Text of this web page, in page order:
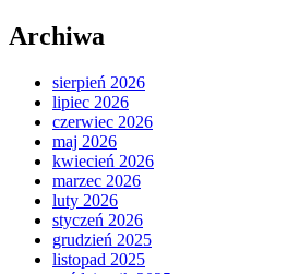
Archiwa
sierpień 2026
lipiec 2026
czerwiec 2026
maj 2026
kwiecień 2026
marzec 2026
luty 2026
styczeń 2026
grudzień 2025
listopad 2025